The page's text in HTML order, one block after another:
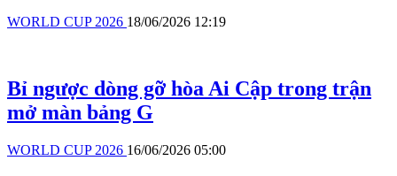
WORLD CUP 2026 18/06/2026 12:19
Bỉ ngược dòng gỡ hòa Ai Cập trong trận
mở màn bảng G
WORLD CUP 2026 16/06/2026 05:00